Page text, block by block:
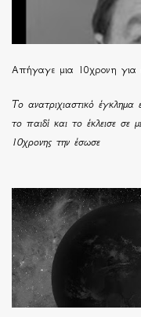
Απήγαγε μια 10χρονη για
Το ανατριχιαστικό
το παιδί και το έκλεισε σε
10χρονης την έσωσε